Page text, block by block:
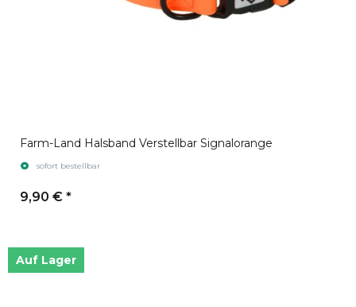
Farm-Land Halsband Verstellbar Signalorange
sofort bestellbar
9,90 € *
Auf Lager